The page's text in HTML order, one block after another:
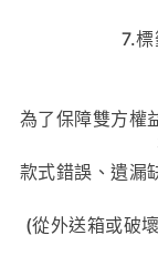
7.
為了保障雙方權
款式錯誤、遺漏
(從外送箱或破